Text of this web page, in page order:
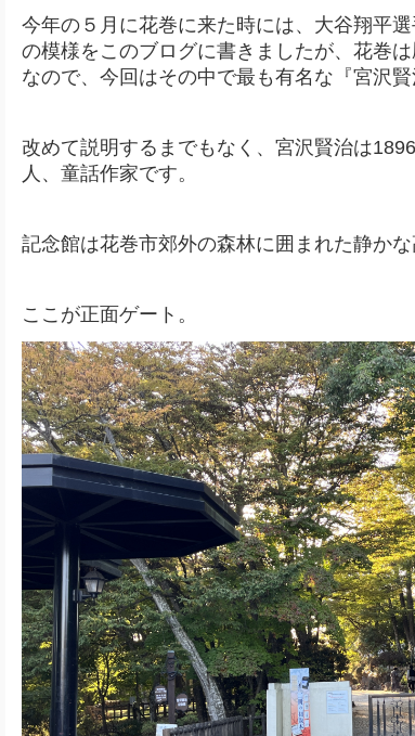
今年の５月に花巻に来た時には、大谷翔平
の模様をこのブログに書きましたが、花巻
なので、今回はその中で最も有名な『宮沢
改めて説明するまでもなく、宮沢賢治は
人、童話作家です。
記念館は花巻市郊外の森林に囲まれた静かな
ここが正面ゲート。